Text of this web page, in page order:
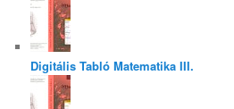
Digitális Tabló Matematika III.